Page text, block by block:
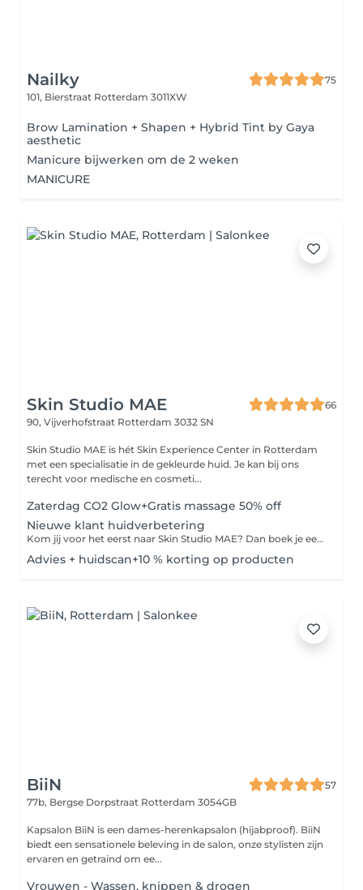
Nailky
75
101, Bierstraat Rotterdam 3011XW
Brow Lamination + Shapen + Hybrid Tint by Gaya
aesthetic
Manicure bijwerken om de 2 weken
MANICURE
Skin Studio MAE
66
90, Vijverhofstraat Rotterdam 3032 SN
Skin Studio MAE is hét Skin Experience Center in Rotterdam
met een specialisatie in de gekleurde huid. Je kan bij ons
terecht voor medische en cosmeti...
Zaterdag CO2 Glow+Gratis massage 50% off
Nieuwe klant huidverbetering
Kom jij voor het eerst naar Skin Studio MAE? Dan boek je een van deze behandelingen. Tijdens dit uitgebreide intakegesprek brengen we in kaart wat jouw huidwensen zijn en doen we een Skin Scan met de aller nieuwste Observ 520x. We bespreken de mogelijkheden voor een passend behandeltraject en krijg je een uitgebreid product-, voeding- en leefstijladvies. Mogelijk om Add On bij te boeken bij Niveau 5
Advies + huidscan+10 % korting op producten
BiiN
57
77b, Bergse Dorpstraat Rotterdam 3054GB
Kapsalon BiiN is een dames-herenkapsalon (hijabproof). BiiN
biedt een sensationele beleving in de salon, onze stylisten zijn
ervaren en getraind om ee...
Vrouwen - Wassen, knippen & drogen